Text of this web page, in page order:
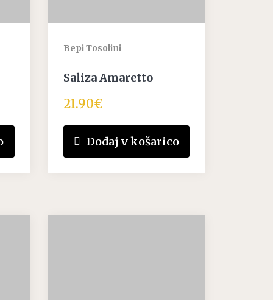
Bepi Tosolini
Saliza Amaretto
21.90€
Dodaj v košarico